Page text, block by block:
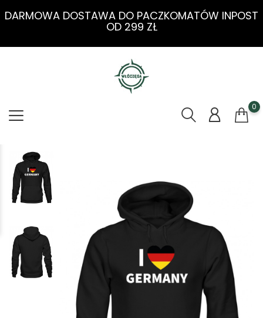
DARMOWA DOSTAWA DO PACZKOMATÓW INPOST
OD 299 ZŁ
0